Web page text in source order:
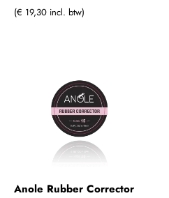
(€ 19,30 incl. btw)
Anole Rubber Corrector